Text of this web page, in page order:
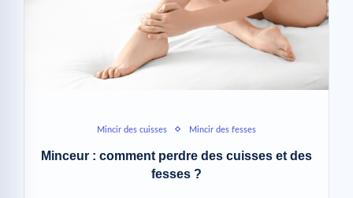
Mincir des cuisses Mincir des fesses
Minceur : comment perdre des cuisses et des
fesses ?